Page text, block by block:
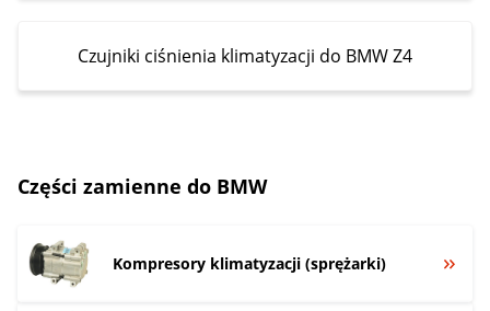
Czujniki ciśnienia klimatyzacji do BMW Z4
Części zamienne do BMW
Kompresory klimatyzacji (sprężarki)